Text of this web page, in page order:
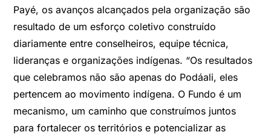
Payé, os avanços alcançados pela organização são
resultado de um esforço coletivo construído
diariamente entre conselheiros, equipe técnica,
lideranças e organizações indígenas. “Os resultados
que celebramos não são apenas do Podáali, eles
pertencem ao movimento indígena. O Fundo é um
mecanismo, um caminho que construímos juntos
para fortalecer os territórios e potencializar as